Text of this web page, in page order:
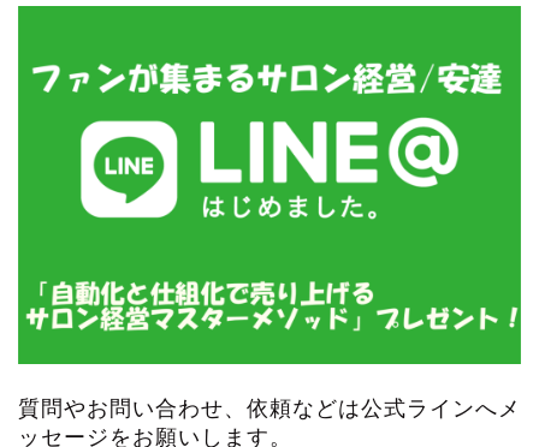
質問やお問い合わせ、依頼などは公式ラインへメ
ッセージをお願いします。